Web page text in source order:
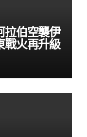
拉伯空襲伊
戰火再升級